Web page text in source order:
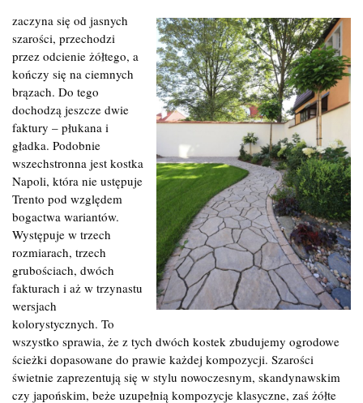
zaczyna się od jasnych
szarości, przechodzi
przez odcienie żółtego, a
kończy się na ciemnych
brązach. Do tego
dochodzą jeszcze dwie
faktury – płukana i
gładka. Podobnie
wszechstronna jest kostka
Napoli, która nie ustępuje
Trento pod względem
bogactwa wariantów.
Występuje w trzech
rozmiarach, trzech
grubościach, dwóch
fakturach i aż w trzynastu
wersjach
kolorystycznych. To
wszystko sprawia, że z tych dwóch kostek zbudujemy ogrodowe
ścieżki dopasowane do prawie każdej kompozycji. Szarości
świetnie zaprezentują się w stylu nowoczesnym, skandynawskim
czy japońskim, beże uzupełnią kompozycje klasyczne, zaś żółte